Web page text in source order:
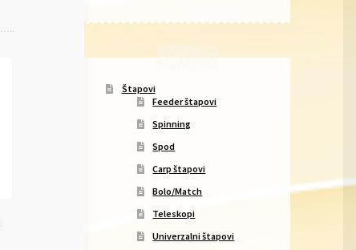
Štapovi
Feeder štapovi
Spinning
Spod
Carp štapovi
Bolo/Match
Teleskopi
Univerzalni štapovi